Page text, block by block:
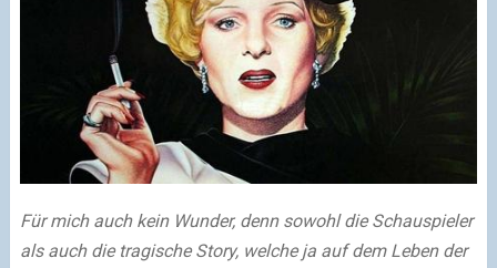
Für mich auch kein Wunder, denn sowohl die Schauspieler
als auch die tragische Story, welche ja auf dem Leben der